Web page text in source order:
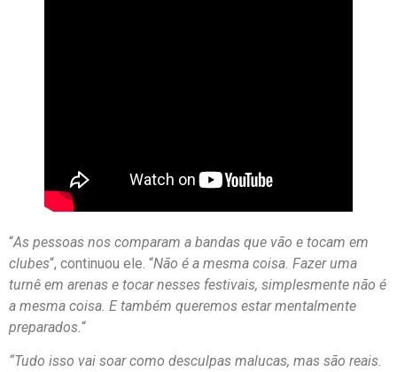
“As pessoas nos comparam a bandas que vão e tocam em
clubes“, continuou ele. “Não é a mesma coisa. Fazer uma
turnê em arenas e tocar nesses festivais, simplesmente não é
a mesma coisa. E também queremos estar mentalmente
preparados.“
“Tudo isso vai soar como desculpas malucas, mas são reais.